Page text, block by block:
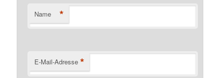
Name *
E-Mail-Adresse *